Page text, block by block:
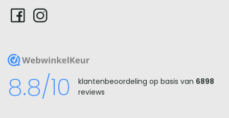
WebwinkelKeur
8.8/10 klantenbeoordeling op basis van 6898
reviews